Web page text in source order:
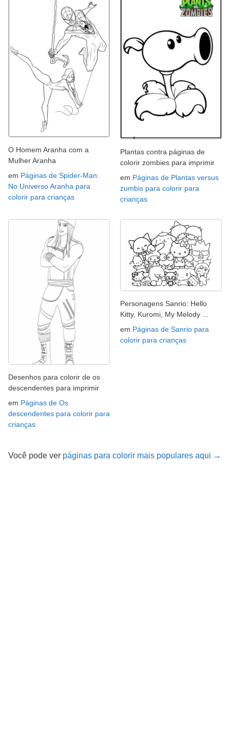
O Homem Aranha com a
Mulher Aranha
em Páginas de Spider-Man:
No Universo Aranha para
colorir para crianças
Plantas contra páginas de
colorir zombies para imprimir
em Páginas de Plantas versus
zumbis para colorir para
crianças
Desenhos para colorir de os
descendentes para imprimir
em Páginas de Os
descendentes para colorir para
crianças
Personagens Sanrio: Hello
Kitty, Kuromi, My Melody ...
em Páginas de Sanrio para
colorir para crianças
Você pode ver páginas para colorir mais populares aqui →